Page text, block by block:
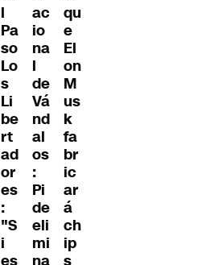
l
Pa
so
Lo
s
Li
be
rt
ad
or
es
:
"S
i
es
ac
io
na
l
de
Vá
nd
al
os
:
Pi
de
eli
mi
na
qu
e
El
on
M
us
k
fa
br
ic
ar
á
ch
ip
s